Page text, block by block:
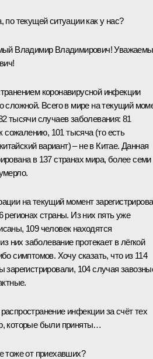
по текущей ситуации как у нас?
Владимир Владимирович!
коронавирусной инфекции
сложной. Всего в мире на текущий
тысячи случаев заболевания: 81
сожалению, 101 тысяча (то есть
вариант) – не в Китае. Данная
в 137 странах мира, более семи
на текущий момент
регионах страны. Из них пять уже
109 человек находятся
них заболевание протекает в лёгкой
симптомов. Хочу сказать, что из 114
зарегистрировали, 104 случая
инфекции за счёт тех
которые были приняты…
тоже от приехавших?